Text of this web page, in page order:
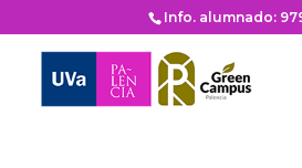
Info. alumnado: